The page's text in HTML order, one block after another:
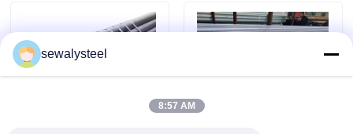
すべての場合
sewalysteel
8:57 AM